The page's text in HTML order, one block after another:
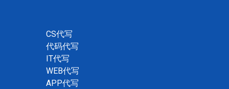
CS代写
代码代写
IT代写
WEB代写
APP代写